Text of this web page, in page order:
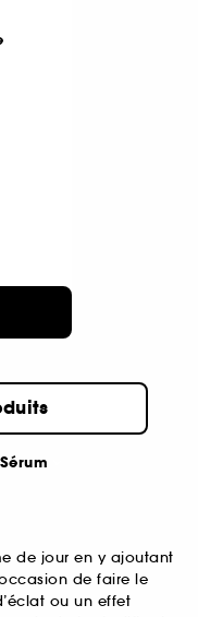
Sérum
de jour en y ajoutant
de faire le
ou un effet